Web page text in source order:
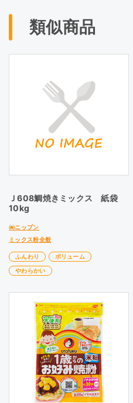
類似商品
Ｊ608鯛焼きミックス 紙袋
10kg
㈱ニップン
ミックス粉全般
ふんわり
ボリューム
やわらかい